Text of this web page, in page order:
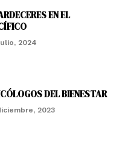
EN EL
2024
DEL BIENESTAR
2023